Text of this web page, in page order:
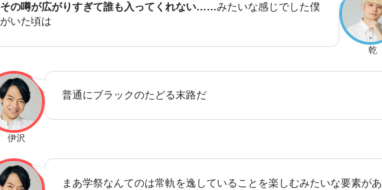
乾
その噂が広がりすぎて誰も入ってくれない……みたいな感じでした僕
がいた頃は
伊沢
普通にブラックのたどる末路だ
まあ学祭なんてのは常軌を逸していることを楽しむみたいな要素があ